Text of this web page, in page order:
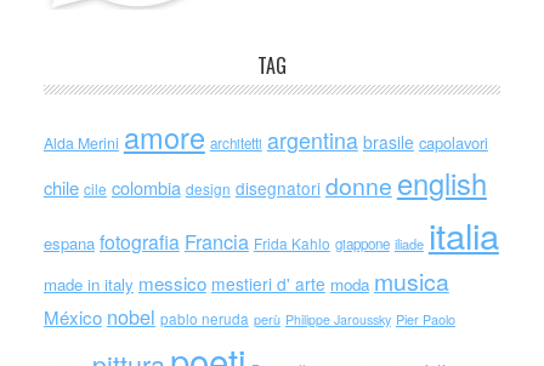
TAG
Alda Merini amore architetti argentina brasile capolavori
chile cile colombia design disegnatori donne english
espana fotografia Francia Frida Kahlo giappone iliade italia
made in italy messico mestieri d' arte moda musica
México nobel pablo neruda perù Philippe Jaroussky Pier Paolo